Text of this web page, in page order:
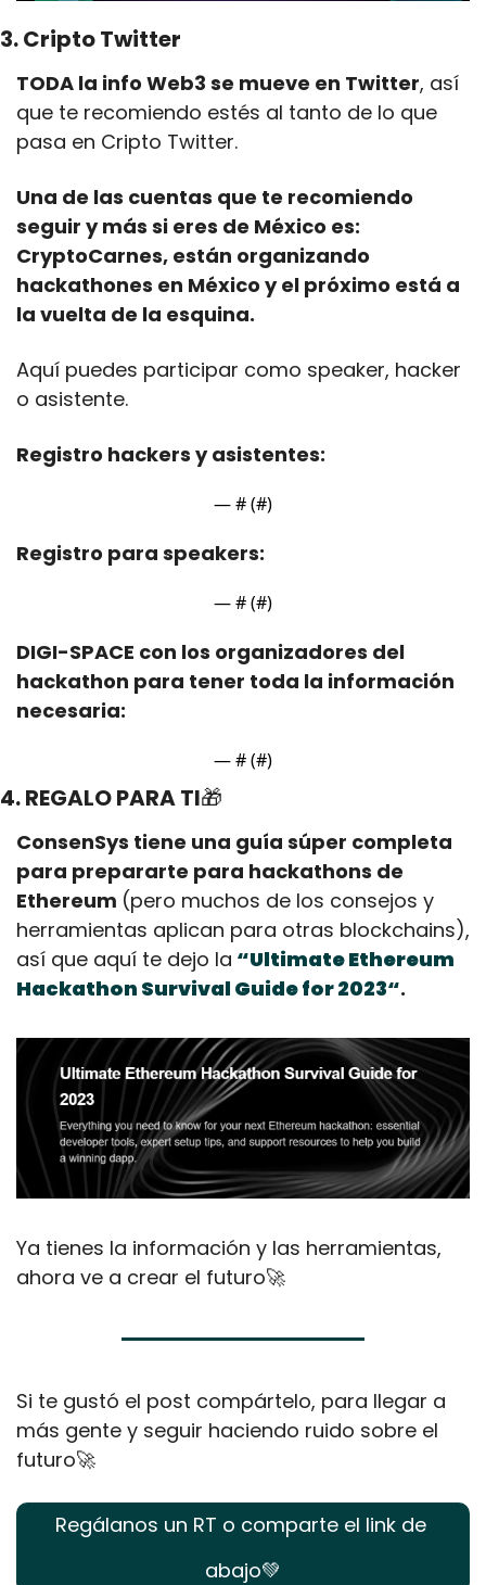
3. Cripto Twitter
TODA la info Web3 se mueve en Twitter, así
que te recomiendo estés al tanto de lo que
pasa en Cripto Twitter.
Una de las cuentas que te recomiendo
seguir y más si eres de México es:
CryptoCarnes, están organizando
hackathones en México y el próximo está a
la vuelta de la esquina.
Aquí puedes participar como speaker, hacker
o asistente.
Registro hackers y asistentes:
— # (#)
Registro para speakers:
— # (#)
DIGI-SPACE con los organizadores del
hackathon para tener toda la información
necesaria:
— # (#)
4. REGALO PARA TI🎁
ConsenSys tiene una guía súper completa
para prepararte para hackathons de
Ethereum (pero muchos de los consejos y
herramientas aplican para otras blockchains),
así que aquí te dejo la “Ultimate Ethereum
Hackathon Survival Guide for 2023“.
Ya tienes la información y las herramientas,
ahora ve a crear el futuro🚀
Si te gustó el post compártelo, para llegar a
más gente y seguir haciendo ruido sobre el
futuro🚀
Regálanos un RT o comparte el link de
abajo💚